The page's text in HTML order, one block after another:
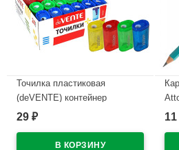
Точилка пластиковая
(deVENTE) контейнер
прямоугольная арт.4071313
29 ₽ 11